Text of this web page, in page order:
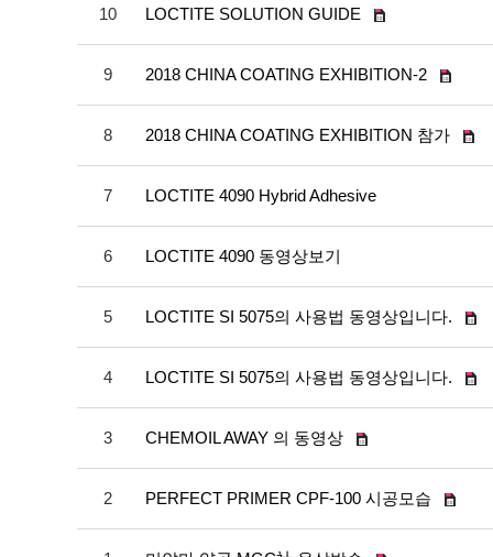
10 LOCTITE SOLUTION GUIDE
9 2018 CHINA COATING EXHIBITION-2
8 2018 CHINA COATING EXHIBITION 참가
7 LOCTITE 4090 Hybrid Adhesive
6 LOCTITE 4090 동영상보기
5 LOCTITE SI 5075의 사용법 동영상입니다.
4 LOCTITE SI 5075의 사용법 동영상입니다.
3 CHEMOIL AWAY 의 동영상
2 PERFECT PRIMER CPF-100 시공모습